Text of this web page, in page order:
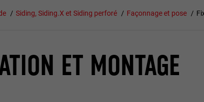
Siding, Siding.X et Siding perforé Façonnage et pose
ET MONTAGE